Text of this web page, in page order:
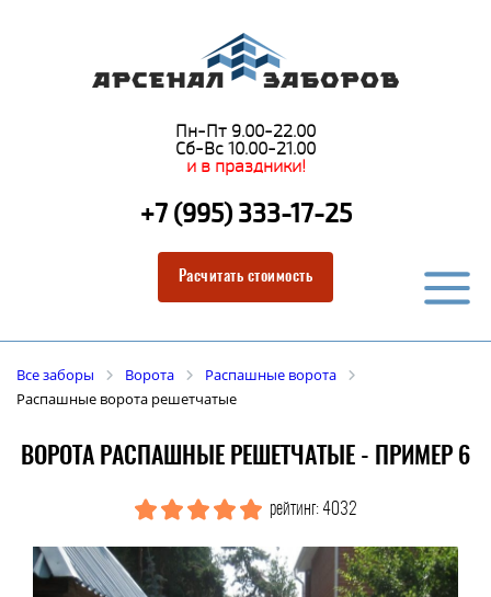
Пн-Пт 9.00-22.00
Сб-Вс 10.00-21.00
и в праздники!
+7 (995) 333-17-25
Расчитать стоимость
Все заборы Ворота
Распашные ворота
Распашные ворота решетчатые
ВОРОТА РАСПАШНЫЕ РЕШЕТЧАТЫЕ - ПРИМЕР 6
рейтинг: 4032